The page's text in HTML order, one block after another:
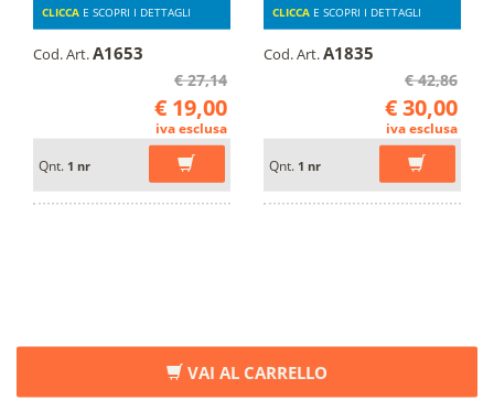
VAI AL CARRELLO
CLICCA E SCOPRI I DETTAGLI
Cod. Art.A1653
€ 27,14
€ 19,00
iva esclusa
Qnt. 1 nr
CLICCA E SCOPRI I DETTAGLI
Cod. Art.A1835
€ 42,86
€ 30,00
iva esclusa
Qnt. 1 nr